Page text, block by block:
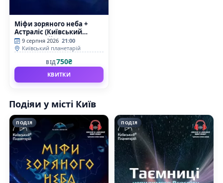
Міфи зоряного неба +
Астраліс (Київський
планетарій)
9 серпня 2026 21:00
Київський планетарій
ВІД750₴
КВИТКИ
Подіяи у місті Київ
ПОДІЯ ПОДІЯ